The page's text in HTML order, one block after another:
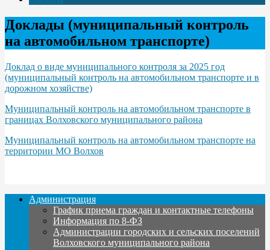
Доклады (муниципальный контроль
на автомобильном транспорте)
Доклад о виде муниципального контроля за 2025 год
(муниципальный контроль на автомобильном транспорте и в
дорожном хозяйстве)
Муниципальный контроль на автомобильном транспорте в
границах Волховского муниципального района
Муниципальный контроль на автомобильном транспорте на
территории МО Волхов
Администрация
График приема граждан и контактные телефоны
Информация по 8-ФЗ
Администрации городских и сельских поселений
Волховского муниципального района